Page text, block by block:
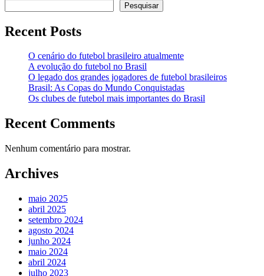
Pesquisar
Recent Posts
O cenário do futebol brasileiro atualmente
A evolução do futebol no Brasil
O legado dos grandes jogadores de futebol brasileiros
Brasil: As Copas do Mundo Conquistadas
Os clubes de futebol mais importantes do Brasil
Recent Comments
Nenhum comentário para mostrar.
Archives
maio 2025
abril 2025
setembro 2024
agosto 2024
junho 2024
maio 2024
abril 2024
julho 2023